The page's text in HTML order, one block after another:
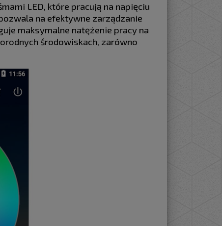
LED, które pracują na napięciu
na efektywne zarządzanie
maksymalne natężenie pracy na
środowiskach, zarówno